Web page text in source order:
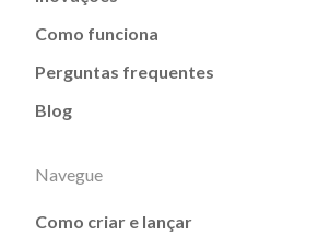
Como funciona
Perguntas frequentes
Blog
Navegue
Como criar e lançar